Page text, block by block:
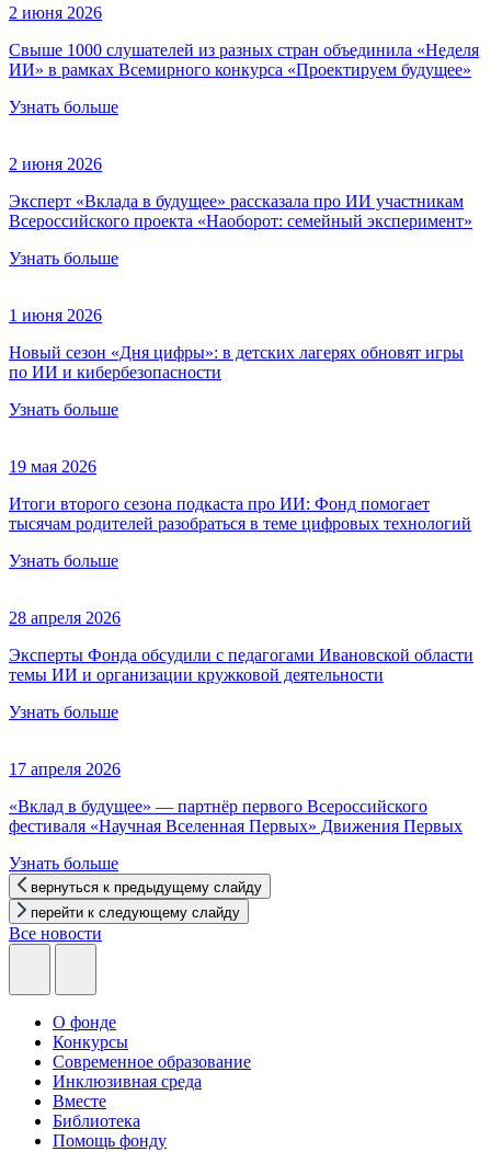
2 июня 2026
Свыше 1000 слушателей из разных стран объединила «Неделя
ИИ» в рамках Всемирного конкурса «Проектируем будущее»
Узнать больше
2 июня 2026
Эксперт «Вклада в будущее» рассказала про ИИ участникам
Всероссийского проекта «Наоборот: семейный эксперимент»
Узнать больше
1 июня 2026
Новый сезон «Дня цифры»: в детских лагерях обновят игры
по ИИ и кибербезопасности
Узнать больше
19 мая 2026
Итоги второго сезона подкаста про ИИ: Фонд помогает
тысячам родителей разобраться в теме цифровых технологий
Узнать больше
28 апреля 2026
Эксперты Фонда обсудили с педагогами Ивановской области
темы ИИ и организации кружковой деятельности
Узнать больше
17 апреля 2026
«Вклад в будущее» — партнёр первого Всероссийского
фестиваля «Научная Вселенная Первых» Движения Первых
Узнать больше
вернуться к предыдущему слайду
перейти к следующему слайду
Все новости
О фонде
Конкурсы
Современное образование
Инклюзивная среда
Вместе
Библиотека
Помощь фонду